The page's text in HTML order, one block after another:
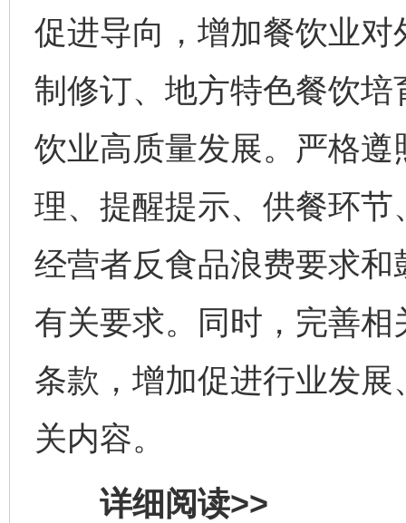
促进导向，增加餐饮业
制修订、地方特色餐饮
饮业高质量发展。严格
理、提醒提示、供餐环
经营者反食品浪费要求
有关要求。同时，完善
条款，增加促进行业发
关内容。
详细阅读>>